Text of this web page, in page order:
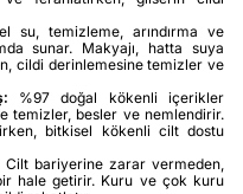
su, temizleme, arındırma ve
sunar. Makyajı, hatta suya
cildi derinlemesine temizler ve
%97 doğal kökenli içerikler
temizler, besler ve nemlendirir.
bitkisel kökenli cilt dostu
Cilt bariyerine zarar vermeden,
hale getirir. Kuru ve çok kuru